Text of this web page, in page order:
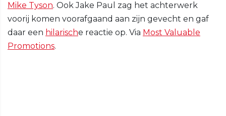
Mike Tyson. Ook Jake Paul zag het achterwerk
voorij komen voorafgaand aan zijn gevecht en gaf
daar een hilarische reactie op. Via Most Valuable
Promotions.